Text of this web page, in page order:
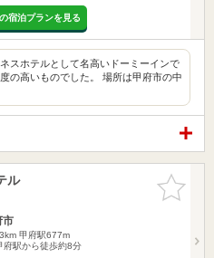
宿泊プランを見る
スホテルとして名高いドーミーインで
の高いものでした。 場所は甲府市の中
お気に入
りに追加
ル
市
甲府駅677m
府駅から徒歩約8分